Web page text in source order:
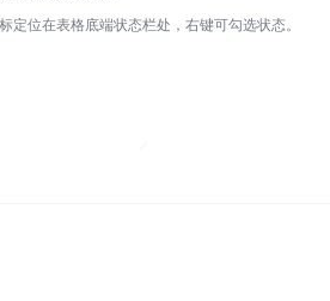
定位在表格底端状态栏处，右键可勾选状态。